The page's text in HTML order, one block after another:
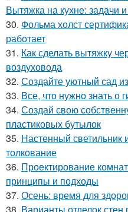
Вытяжка на кухне: задачи
30. Фольма холст
работает
31. Как сделать вытяжку
воздуховода
32. Создайте уютный сад
33. Все, что нужно знать о
34. Создай свою
пластиковых бутылок
35. Настенный светильник
толкование
36. Проектирование
принципы и подходы
37. Осень: время для